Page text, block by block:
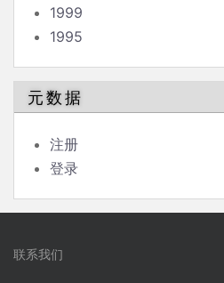
1999
1995
元数据
注册
登录
联系我们